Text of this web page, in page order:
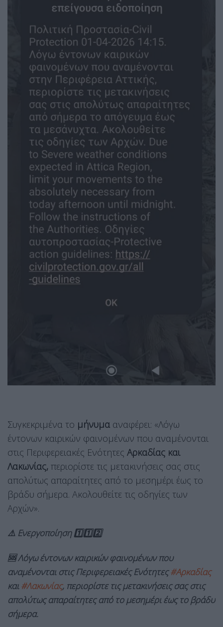
Συγκεκριμένα το μήνυμα αναφέρει: «Λόγω
έντονων καιρικών φαινομένων που αναμένονται
στις Περιφερειακές Ενότητες Αρκαδίας και
Λακωνίας, περιορίστε τις μετακινήσεις σας στις
απολύτως απαραίτητες από το μεσημέρι έως το
βράδυ σήμερα. Ακολουθείτε τις οδηγίες των
Αρχών».
⚠️ Ενεργοποίηση 1️⃣1️⃣2️⃣
🆘 Λόγω έντονων καιρικών φαινομένων που
αναμένονται στις Περιφερειακές Ενότητες#Αρκαδίας
και #Λακωνίας, περιορίστε τις μετακινήσεις σας στις
απολύτως απαραίτητες από το μεσημέρι έως το βράδυ
σήμερα.